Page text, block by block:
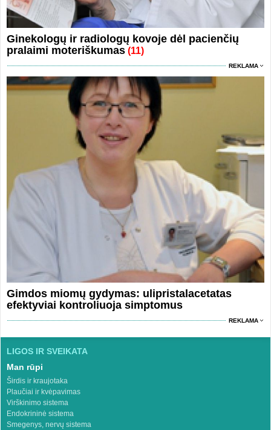
Ginekologų ir radiologų kovoje dėl pacienčių
pralaimi moteriškumas (11)
REKLAMA
Gimdos miomų gydymas: ulipristalacetatas
efektyviai kontroliuoja simptomus
REKLAMA
LIGOS IR SVEIKATA
Man rūpi
Širdis ir kraujotaka
Plaučiai ir kvėpavimas
Virškinimo sistema
Endokrininė sistema
Smegenys, nervų sistema